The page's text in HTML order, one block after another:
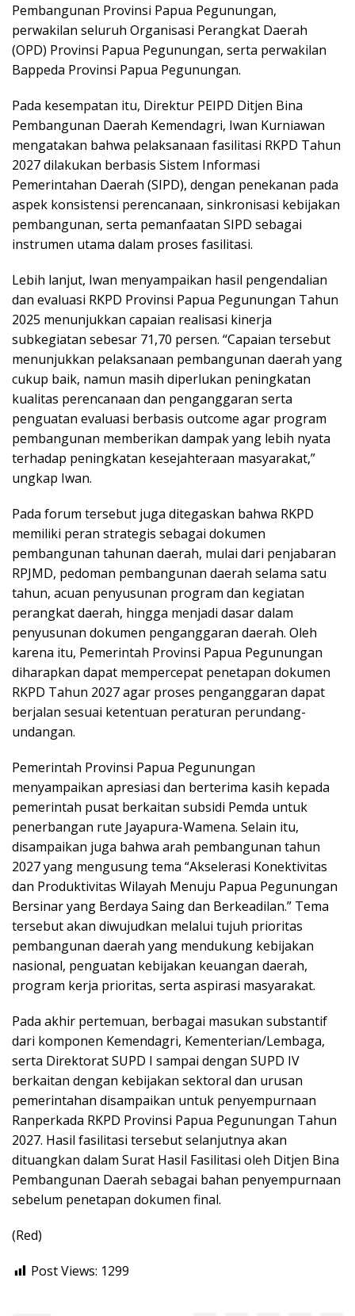
Pembangunan Provinsi Papua Pegunungan,
perwakilan seluruh Organisasi Perangkat Daerah
(OPD) Provinsi Papua Pegunungan, serta perwakilan
Bappeda Provinsi Papua Pegunungan.
Pada kesempatan itu, Direktur PEIPD Ditjen Bina
Pembangunan Daerah Kemendagri, Iwan Kurniawan
mengatakan bahwa pelaksanaan fasilitasi RKPD Tahun
2027 dilakukan berbasis Sistem Informasi
Pemerintahan Daerah (SIPD), dengan penekanan pada
aspek konsistensi perencanaan, sinkronisasi kebijakan
pembangunan, serta pemanfaatan SIPD sebagai
instrumen utama dalam proses fasilitasi.
Lebih lanjut, Iwan menyampaikan hasil pengendalian
dan evaluasi RKPD Provinsi Papua Pegunungan Tahun
2025 menunjukkan capaian realisasi kinerja
subkegiatan sebesar 71,70 persen. “Capaian tersebut
menunjukkan pelaksanaan pembangunan daerah yang
cukup baik, namun masih diperlukan peningkatan
kualitas perencanaan dan penganggaran serta
penguatan evaluasi berbasis outcome agar program
pembangunan memberikan dampak yang lebih nyata
terhadap peningkatan kesejahteraan masyarakat,”
ungkap Iwan.
Pada forum tersebut juga ditegaskan bahwa RKPD
memiliki peran strategis sebagai dokumen
pembangunan tahunan daerah, mulai dari penjabaran
RPJMD, pedoman pembangunan daerah selama satu
tahun, acuan penyusunan program dan kegiatan
perangkat daerah, hingga menjadi dasar dalam
penyusunan dokumen penganggaran daerah. Oleh
karena itu, Pemerintah Provinsi Papua Pegunungan
diharapkan dapat mempercepat penetapan dokumen
RKPD Tahun 2027 agar proses penganggaran dapat
berjalan sesuai ketentuan peraturan perundang-
undangan.
Pemerintah Provinsi Papua Pegunungan
menyampaikan apresiasi dan berterima kasih kepada
pemerintah pusat berkaitan subsidi Pemda untuk
penerbangan rute Jayapura-Wamena. Selain itu,
disampaikan juga bahwa arah pembangunan tahun
2027 yang mengusung tema “Akselerasi Konektivitas
dan Produktivitas Wilayah Menuju Papua Pegunungan
Bersinar yang Berdaya Saing dan Berkeadilan.” Tema
tersebut akan diwujudkan melalui tujuh prioritas
pembangunan daerah yang mendukung kebijakan
nasional, penguatan kebijakan keuangan daerah,
program kerja prioritas, serta aspirasi masyarakat.
Pada akhir pertemuan, berbagai masukan substantif
dari komponen Kemendagri, Kementerian/Lembaga,
serta Direktorat SUPD I sampai dengan SUPD IV
berkaitan dengan kebijakan sektoral dan urusan
pemerintahan disampaikan untuk penyempurnaan
Ranperkada RKPD Provinsi Papua Pegunungan Tahun
2027. Hasil fasilitasi tersebut selanjutnya akan
dituangkan dalam Surat Hasil Fasilitasi oleh Ditjen Bina
Pembangunan Daerah sebagai bahan penyempurnaan
sebelum penetapan dokumen final.
(Red)
Post Views: 1299